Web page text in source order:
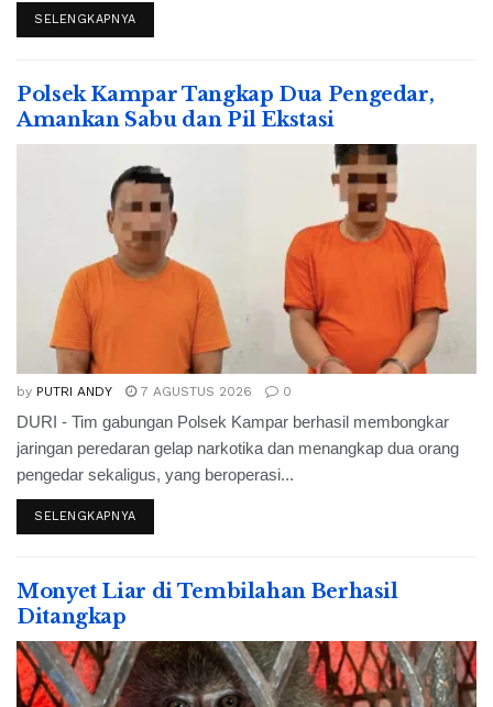
SELENGKAPNYA
Polsek Kampar Tangkap Dua Pengedar,
Amankan Sabu dan Pil Ekstasi
by PUTRI ANDY 7 AGUSTUS 2026 0
DURI - Tim gabungan Polsek Kampar berhasil membongkar
jaringan peredaran gelap narkotika dan menangkap dua orang
pengedar sekaligus, yang beroperasi...
SELENGKAPNYA
Monyet Liar di Tembilahan Berhasil
Ditangkap